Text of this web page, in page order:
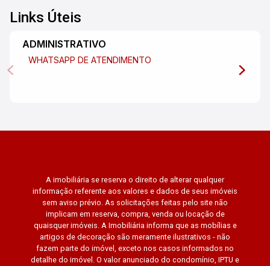
Links Úteis
ADMINISTRATIVO
WHATSAPP DE ATENDIMENTO
A imobiliária se reserva o direito de alterar qualquer
informação referente aos valores e dados de seus imóveis
sem aviso prévio. As solicitações feitas pelo site não
implicam em reserva, compra, venda ou locação de
quaisquer imóveis. A Imobiliária informa que as mobílias e
artigos de decoração são meramente ilustrativos - não
fazem parte do imóvel, exceto nos casos informados no
detalhe do imóvel. O valor anunciado do condomínio, IPTU e